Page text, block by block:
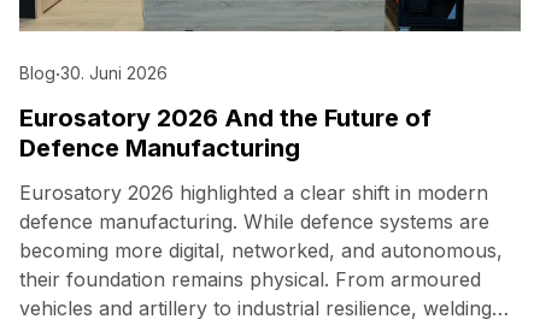
Blog·30. Juni 2026
Eurosatory 2026 And the Future of
Defence Manufacturing
Eurosatory 2026 highlighted a clear shift in modern
defence manufacturing. While defence systems are
becoming more digital, networked, and autonomous,
their foundation remains physical. From armoured
vehicles and artillery to industrial resilience, welding